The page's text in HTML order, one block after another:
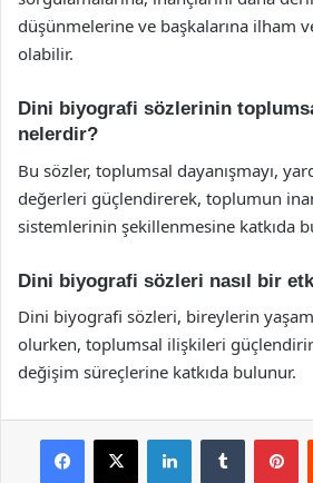
düşünmelerine ve başkalarına ilham
olabilir.
Dini biyografi sözlerinin
nelerdir?
Bu sözler, toplumsal dayanışmayı,
değerleri güçlendirerek, toplumun
sistemlerinin şekillenmesine katkıda
Dini biyografi sözleri nasıl bir
Dini biyografi sözleri, bireylerin
olurken, toplumsal ilişkileri
değişim süreçlerine katkıda bulunur.
Facebook
X LinkedInTumblr